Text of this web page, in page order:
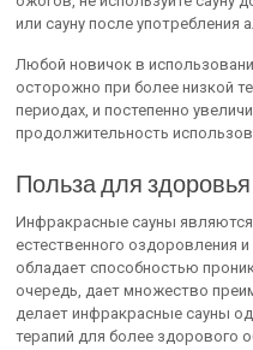
или сауну после употребления
Любой новичок в
осторожно при более низкой
периодах, и постепенно
продолжительность
Польза для
Инфракрасные сауны
естественного оздоровления
обладает способностью
очередь, дает множество
делает инфракрасные сауны
терапий для более здорового